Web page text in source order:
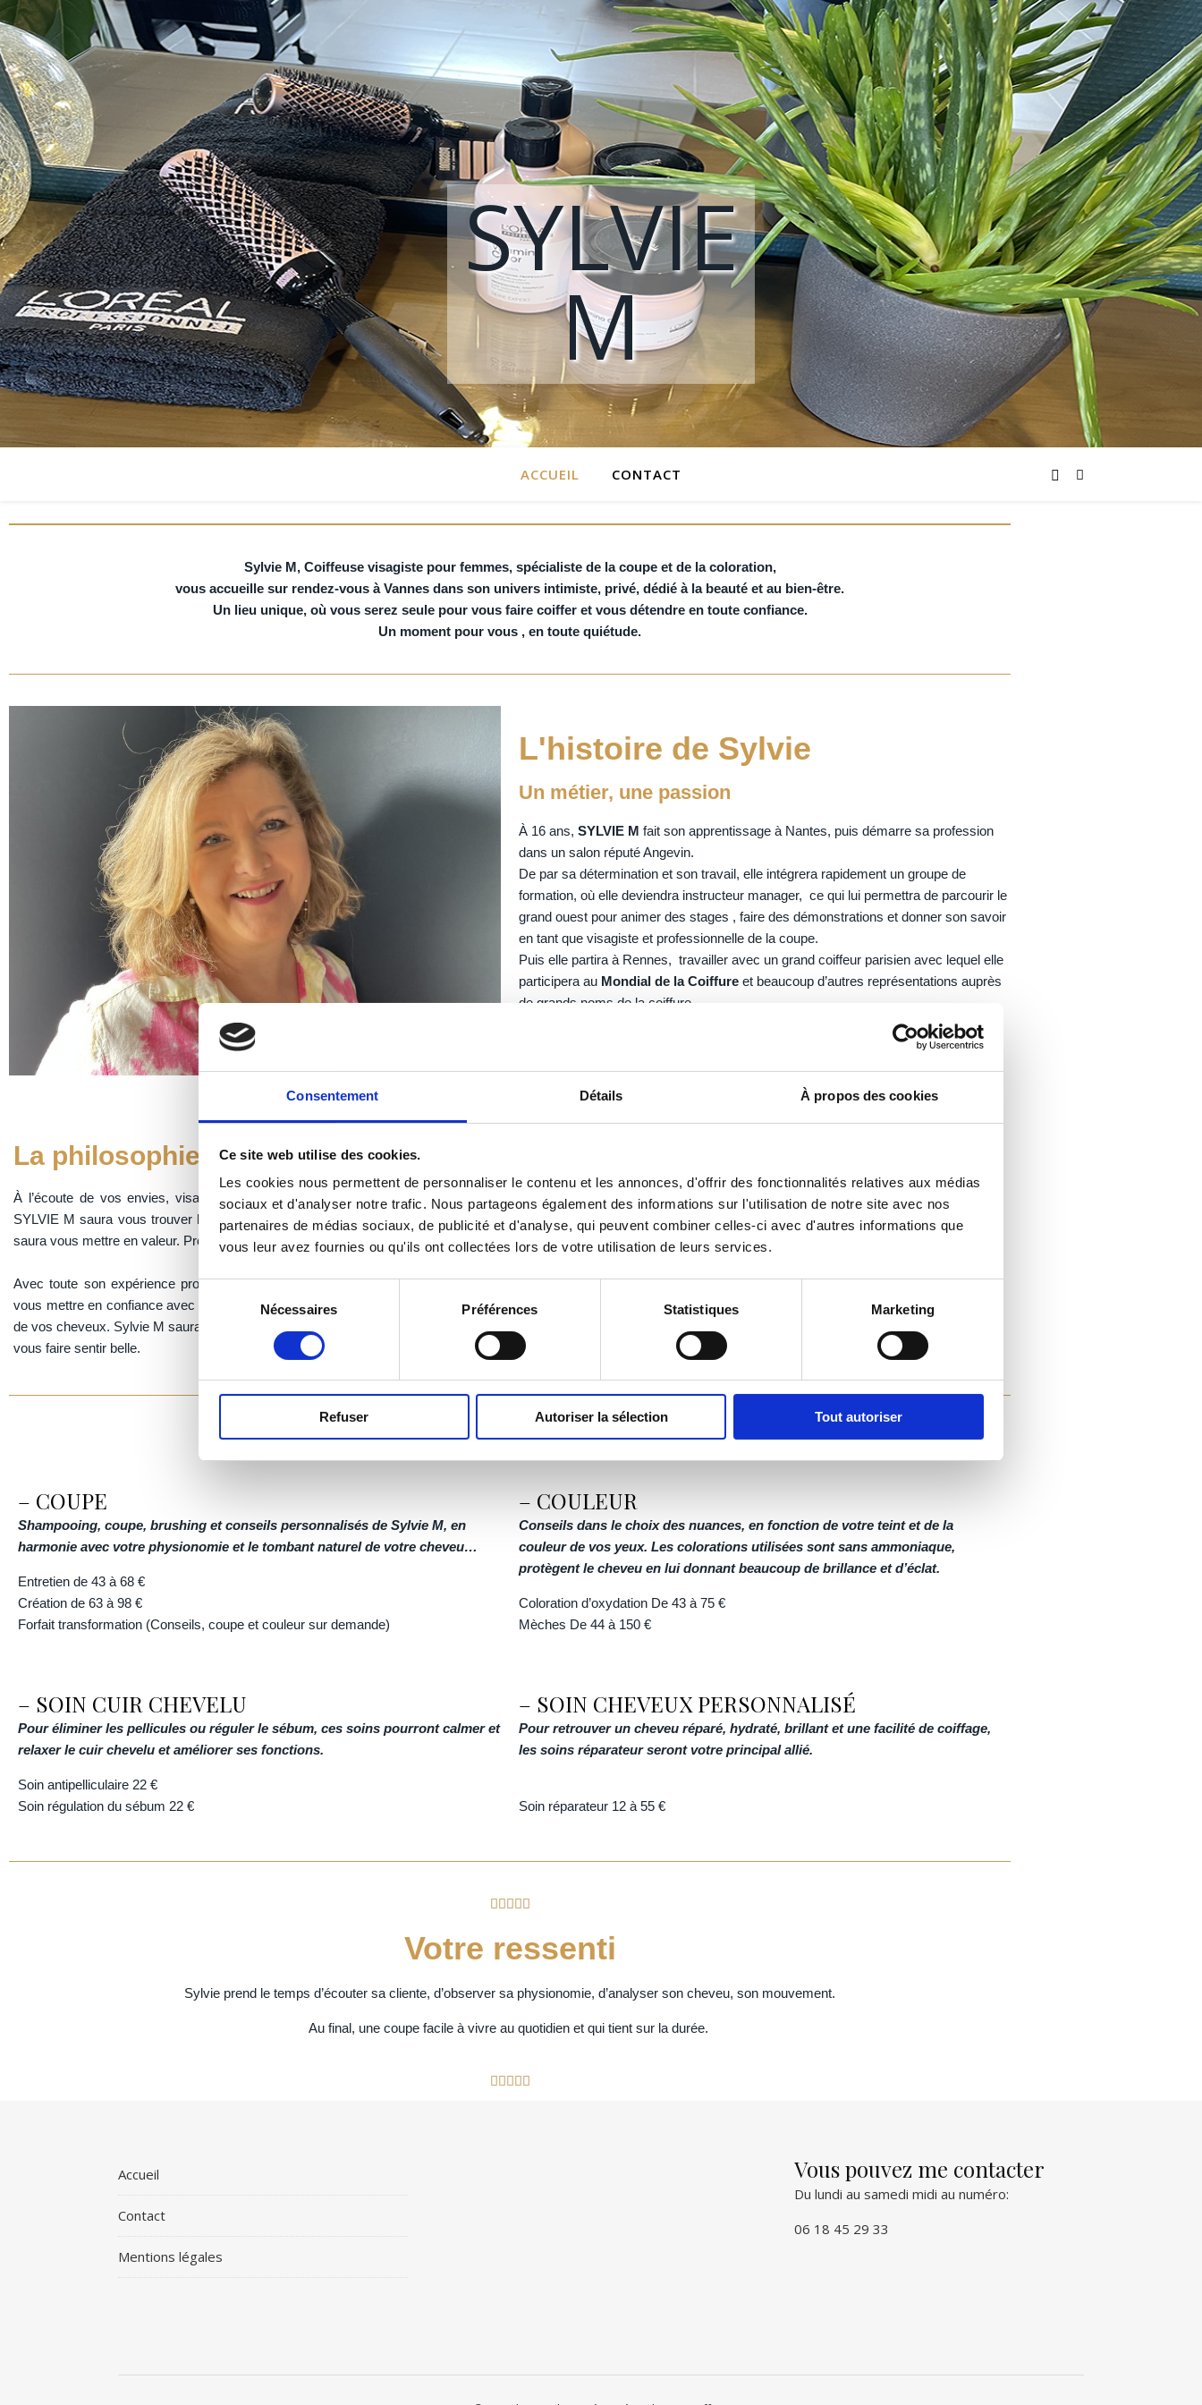
Consentement Détails À propos des cookies
Ce site web utilise des cookies.
Les cookies nous permettent de personnaliser le contenu et les annonces, d'offrir des fonctionnalités relatives aux médias
sociaux et d'analyser notre trafic. Nous partageons également des informations sur l'utilisation de notre site avec nos
partenaires de médias sociaux, de publicité et d'analyse, qui peuvent combiner celles-ci avec d'autres informations que
vous leur avez fournies ou qu'ils ont collectées lors de votre utilisation de leurs services.
Sélection
consentement
Nécessaires Préférences Statistiques Marketing
Refuser Autoriser la sélection Tout autoriser
SYLVIE
M
ACCUEIL CONTACT
Sylvie M, Coiffeuse visagiste pour femmes, spécialiste de la coupe et de la coloration,
vous accueille sur rendez-vous à Vannes dans son univers intimiste, privé, dédié à la beauté et au bien-être.
Un lieu unique, où vous serez seule pour vous faire coiffer et vous détendre en toute confiance.
Un moment pour vous , en toute quiétude.
L'histoire de Sylvie
Un métier, une passion
À 16 ans, SYLVIE M fait son apprentissage à Nantes, puis démarre sa profession
dans un salon réputé Angevin.
De par sa détermination et son travail, elle intégrera rapidement un groupe de
formation, où elle deviendra instructeur manager, ce qui lui permettra de parcourir le
grand ouest pour animer des stages , faire des démonstrations et donner son savoir
en tant que visagiste et professionnelle de la coupe.
Puis elle partira à Rennes, travailler avec un grand coiffeur parisien avec lequel elle
participera au Mondial de la Coiffure et beaucoup d’autres représentations auprès
de grands noms de la coiffure.
pendant plus de 10 ans
avant de s’installer dans son petit écrin confidentiel, intimiste et chaleureux.
La philosophie de Sylvie
À l’écoute de vos envies, visagiste, spécialiste de la coupe et de la coloration,
SYLVIE M saura vous trouver le style de coiffure qui vous convient et surtout qui
saura vous mettre en valeur. Profitez d’un moment d’échange et de bien-être.
Avec toute son expérience professionnelle et sa bienveillance, SYLVIE M saura
vous mettre en confiance avec ses conseils personnalisés, consacrés à la beauté
de vos cheveux. Sylvie M saura vous mettre en valeur, vous redonner confiance et
vous faire sentir belle.
Les prestations
– COUPE
Shampooing, coupe, brushing et conseils personnalisés de Sylvie M, en
harmonie avec votre physionomie et le tombant naturel de votre cheveu…
Entretien de 43 à 68 €
Création de 63 à 98 €
Forfait transformation (Conseils, coupe et couleur sur demande)
– COULEUR
Conseils dans le choix des nuances, en fonction de votre teint et de la
couleur de vos yeux. Les colorations utilisées sont sans ammoniaque,
protègent le cheveu en lui donnant beaucoup de brillance et d’éclat.
Coloration d’oxydation De 43 à 75 €
Mèches De 44 à 150 €
– SOIN CUIR CHEVELU
Pour éliminer les pellicules ou réguler le sébum, ces soins pourront calmer et
relaxer le cuir chevelu et améliorer ses fonctions.
Soin antipelliculaire 22 €
Soin régulation du sébum 22 €
– SOIN CHEVEUX PERSONNALISÉ
Pour retrouver un cheveu réparé, hydraté, brillant et une facilité de coiffage,
les soins réparateur seront votre principal allié.
Soin réparateur 12 à 55 €
    
Votre ressenti
Sylvie prend le temps d’écouter sa cliente, d’observer sa physionomie, d’analyser son cheveu, son mouvement.
Au final, une coupe facile à vivre au quotidien et qui tient sur la durée.
    
Accueil
Contact
Mentions légales
Vous pouvez me contacter
Du lundi au samedi midi au numéro:
06 18 45 29 33